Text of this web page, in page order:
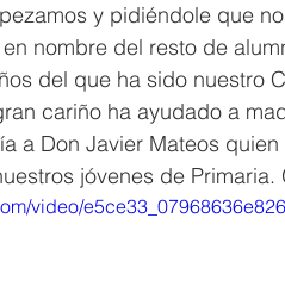
y pidiéndole que
nombre del resto de
del que ha sido nuestro
cariño ha ayudado a
a Don Javier Mateos
jóvenes de Primaria.
video/